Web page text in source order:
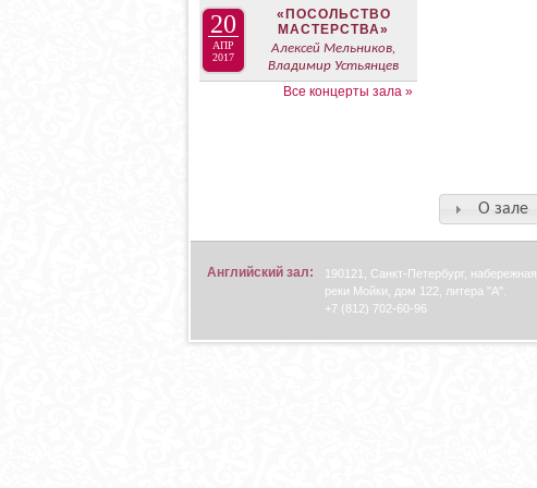
О зале
20
АПР
2017
«ПОСОЛЬСТВО
МАСТЕРСТВА»
Алексей Мельников,
Владимир Устьянцев
Все концерты зала »
Английский зал:
190121, Санкт-Петербург, набережная
реки Мойки, дом 122, литера "А".
+7 (812) 702-60-96